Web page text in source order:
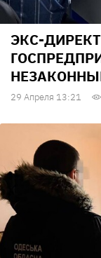
ЭКС-
29 Апреля 13:21